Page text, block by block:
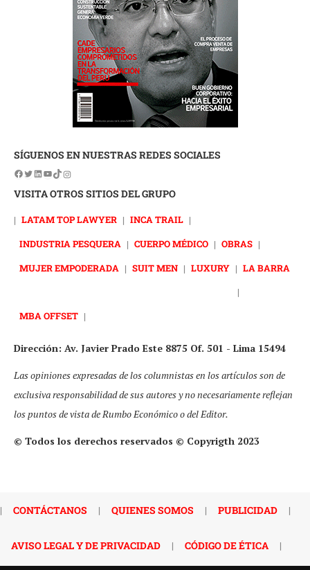
SÍGUENOS EN NUESTRAS REDES SOCIALES
VISITA OTROS SITIOS DEL GRUPO
| LATAM TOP LAWYER | INCA TRAIL |
INDUSTRIA PESQUERA | CUERPO MÉDICO | OBRAS |
MUJER EMPODERADA | SUIT MEN | LUXURY | LA BARRA
|
MBA OFFSET |
Dirección: Av. Javier Prado Este 8875 Of. 501 - Lima 15494
Las opiniones expresadas de los columnistas en los artículos son de
exclusiva responsabilidad de sus autores y no necesariamente reflejan
los puntos de vista de Rumbo Económico o del Editor.
© Todos los derechos reservados © Copyrigth 2023
| CONTÁCTANOS | QUIENES SOMOS | PUBLICIDAD |
AVISO LEGAL Y DE PRIVACIDAD | CÓDIGO DE ÉTICA |